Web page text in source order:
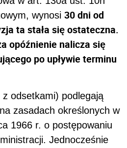
wynosi 30 dni od
ta stała się ostateczna.
opóźnienie nalicza się
po upływie terminu
odsetkami) podlegają
zasadach określonych w
1966 r. o postępowaniu
Jednocześnie